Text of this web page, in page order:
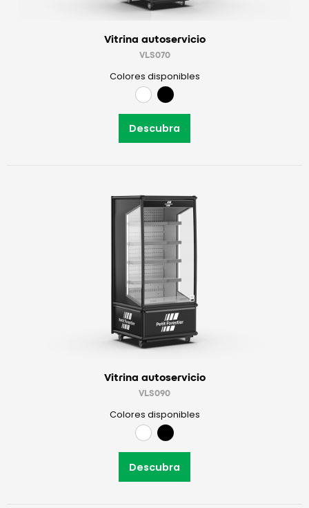
Vitrina autoservicio
VLS070
Colores disponibles
Descubra
Vitrina autoservicio
VLS090
Colores disponibles
Descubra